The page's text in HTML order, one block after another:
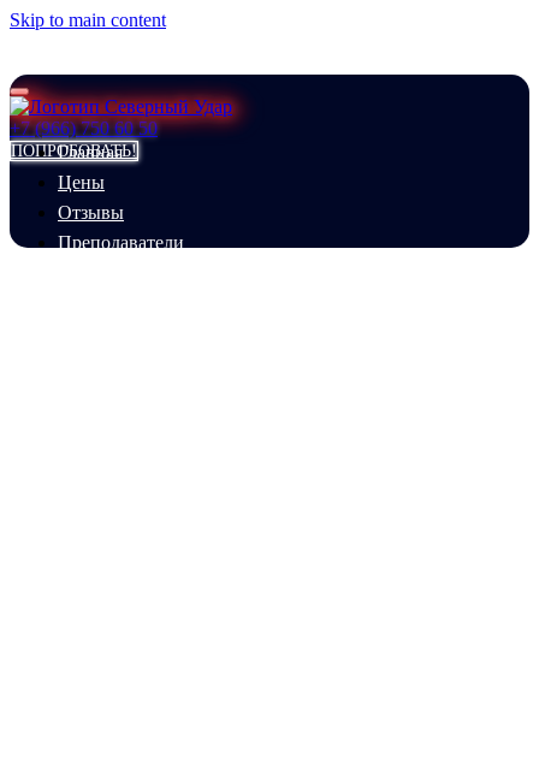
Skip to main content
Главная
Цены
Отзывы
Преподаватели
+7 (966) 750 60 50
ПОПРОБОВАТЬ!